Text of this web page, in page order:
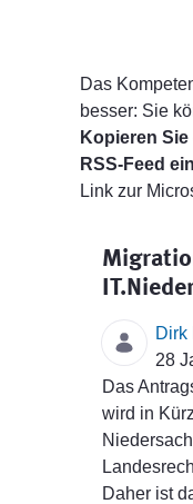
Das
besser: Sie
Kopieren
RSS-Feed
Link zur
Dirk
28
Das
wird in
Daher ist